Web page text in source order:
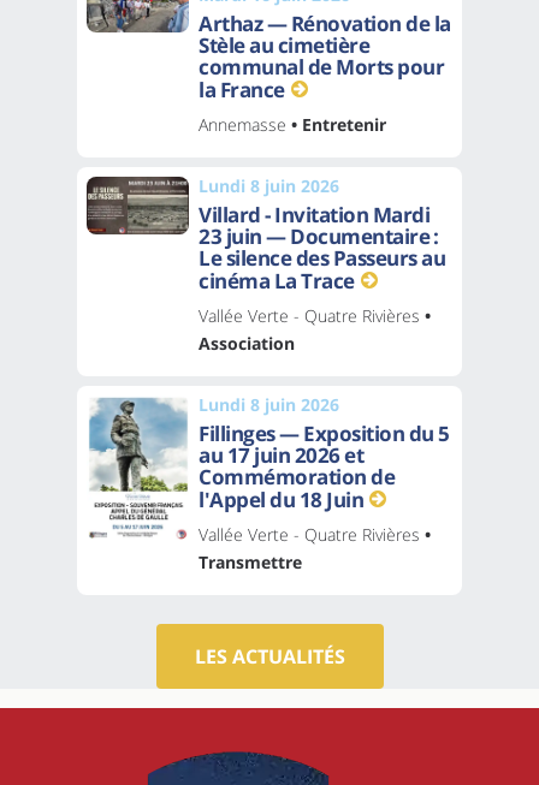
Arthaz — Rénovation de la
Stèle au cimetière
communal de Morts pour
la France
Annemasse • Entretenir
Lundi 8 juin 2026
Villard - Invitation Mardi
23 juin — Documentaire :
Le silence des Passeurs au
cinéma La Trace
Vallée Verte - Quatre Rivières •
Association
Lundi 8 juin 2026
Fillinges — Exposition du 5
au 17 juin 2026 et
Commémoration de
l'Appel du 18 Juin
Vallée Verte - Quatre Rivières •
Transmettre
LES ACTUALITÉS